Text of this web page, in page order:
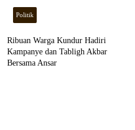
Politik
Ribuan Warga Kundur Hadiri
Kampanye dan Tabligh Akbar
Bersama Ansar